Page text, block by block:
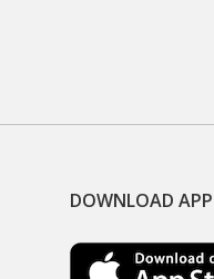
DOWNLOAD APP